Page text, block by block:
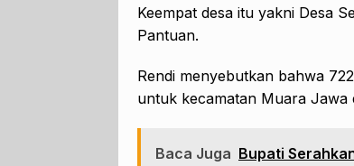
Keempat desa itu yakni Desa
Pantuan.
Rendi menyebutkan bahwa
untuk kecamatan Muara Jawa
Baca Juga Bupati